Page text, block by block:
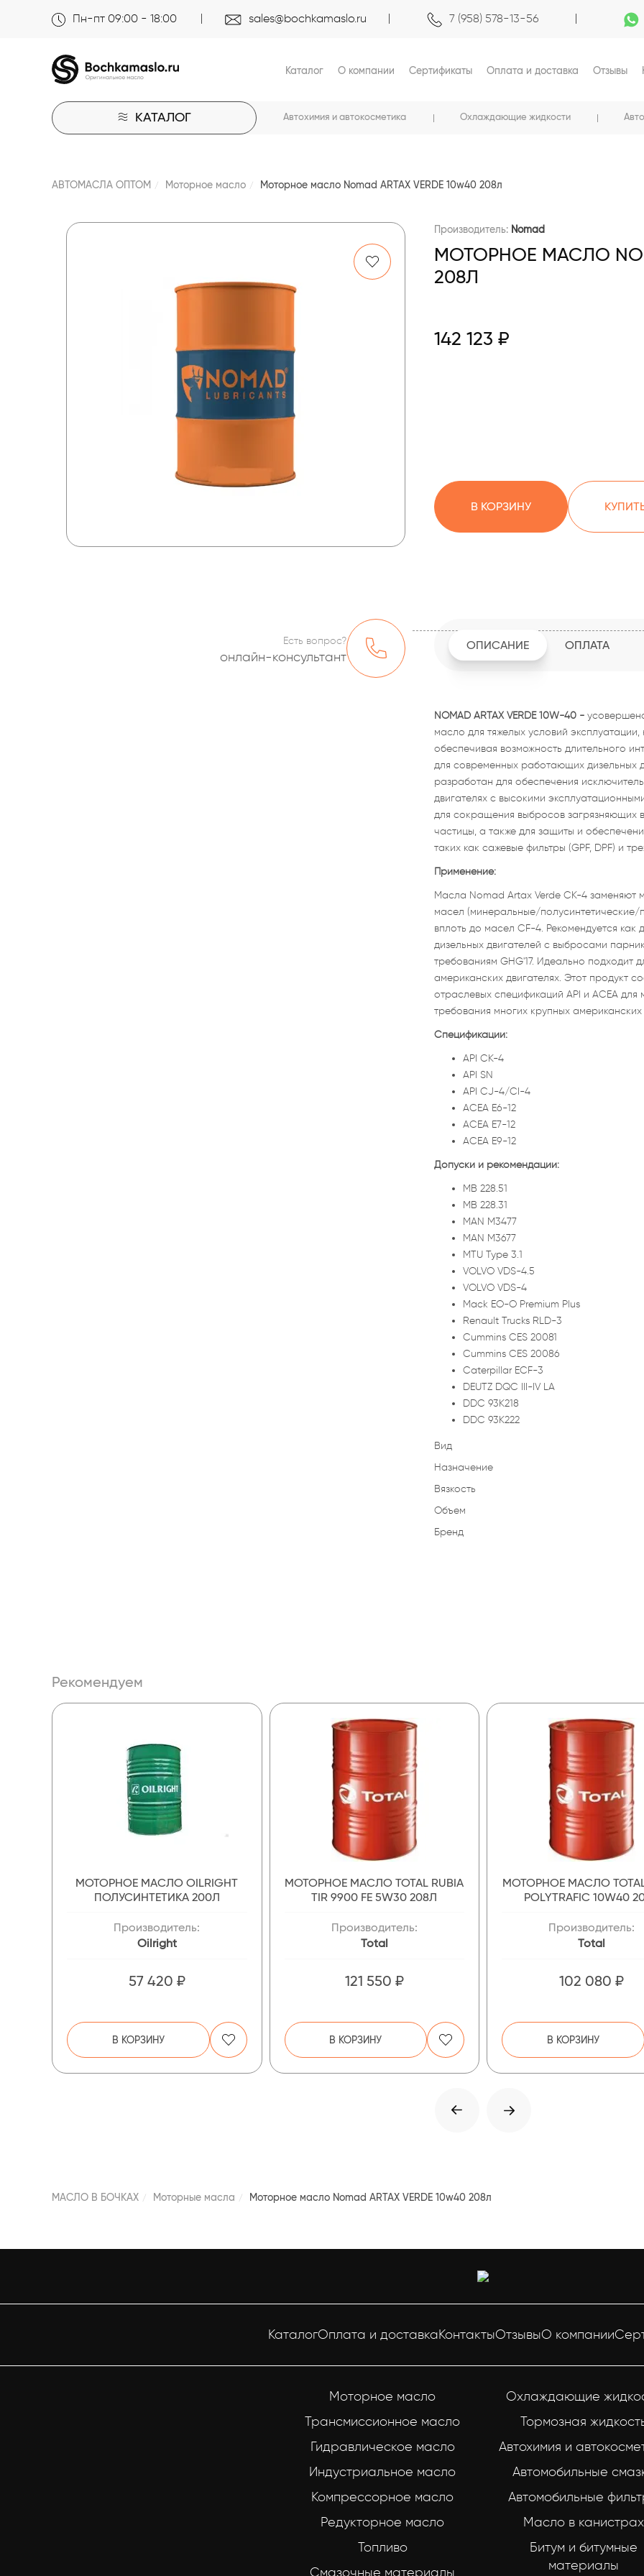
Пн-пт 09:00 - 18:00 sales@bochkamaslo.ru 7 (958) 578-13-56
Каталог О компании Сертификаты Оплата и доставка Отзывы
КАТАЛОГ Автохимия и автокосметика Охлаждающие жидкости
АВТОМАСЛА ОПТОМ Моторное масло Моторное масло Nomad ARTAX VERDE 10w40 208л
Производитель: Nomad
МОТОРНОЕ МАСЛО
208Л
142 123 ₽
В КОРЗИНУ
Есть вопрос?
онлайн-консультант
ОПИСАНИЕ ОПЛАТА
NOMAD ARTAX VERDE 10W-40 -
масло для тяжелых условий
обеспечивая возможность длительного
для современных работающих дизельных
разработан для обеспечения
двигателях с высокими
для сокращения выбросов загрязняющих
частицы, а также для защиты и
таких как сажевые фильтры (GPF, DPF) и
Применение:
Масла Nomad Artax Verde CK-4 заменяют
масел (минеральные/
вплоть до масел CF-4. Рекомендуется
дизельных двигателей с выбросами
требованиям GHG'17. Идеально подходит
американских двигателях. Этот продукт
отраслевых спецификаций API и ACEA
требования многих крупных
Спецификации:
API CK-4
API SN
API CJ-4/CI-4
ACEA E6-12
ACEA E7-12
ACEA E9-12
Допуски и рекомендации:
MB 228.51
MB 228.31
MAN M3477
MAN M3677
MTU Type 3.1
VOLVO VDS-4.5
VOLVO VDS-4
Mack EO-O Premium Plus
Renault Trucks RLD-3
Cummins CES 20081
Cummins CES 20086
Caterpillar ECF-3
DEUTZ DQC III-IV LA
DDC 93K218
DDC 93K222
Вид
Назначение
Вязкость
Объем
Бренд
Рекомендуем
МОТОРНОЕ МАСЛО OILRIGHT
ПОЛУСИНТЕТИКА 200Л
Производитель:
Oilright
57 420 ₽
В КОРЗИНУ
МОТОРНОЕ МАСЛО TOTAL RUBIA
TIR 9900 FE 5W30 208Л
Производитель:
Total
121 550 ₽
В КОРЗИНУ
МОТОРНОЕ МАСЛО TOTAL
POLYTRAFIC 10W40
Производитель:
Total
102 080 ₽
В КОРЗИНУ
МАСЛО В БОЧКАХ Моторные масла Моторное масло Nomad ARTAX VERDE 10w40 208л
КаталогОплата и доставкаКонтактыОтзывыО компании
Моторное масло
Трансмиссионное масло
Гидравлическое масло
Индустриальное масло
Компрессорное масло
Редукторное масло
Топливо
Смазочные материалы
Охлаждающие
Тормозная
Автохимия и
Автомобильные
Автомобильные
Масло в канистрах
Битум и битумные
материалы